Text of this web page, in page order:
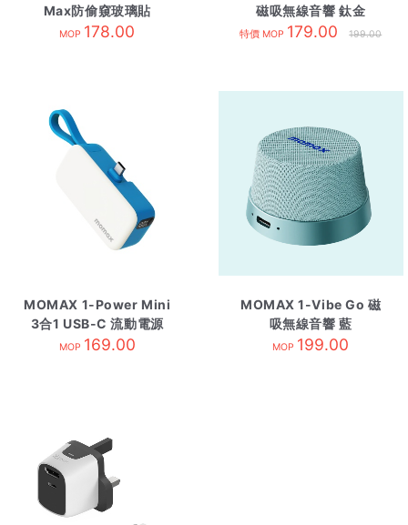
Max防偷窺玻璃貼
MOP 178.00
磁吸無線音響 鈦金
特價 MOP 179.00 199.00
MOMAX 1-Power Mini
3合1 USB-C 流動電源
5000mAh 藍色
MOP 169.00
MOMAX 1-Vibe Go 磁
吸無線音響 藍
MOP 199.00